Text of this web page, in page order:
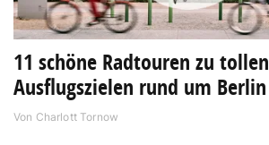
11 schöne Radtouren zu tollen
Ausflugszielen rund um Berlin
Von Charlott Tornow